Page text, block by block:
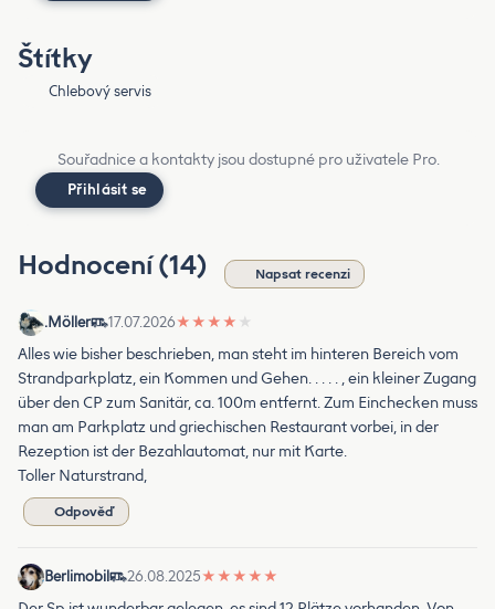
Štítky
Chlebový servis
Souřadnice a kontakty jsou dostupné pro uživatele Pro.
Přihlásit se
Hodnocení (14) Napsat recenzi
.Möller 17.07.2026★ ★ ★ ★ ★
Alles wie bisher beschrieben, man steht im hinteren Bereich vom
Strandparkplatz, ein Kommen und Gehen. . . . . , ein kleiner Zugang
über den CP zum Sanitär, ca. 100m entfernt. Zum Einchecken muss
man am Parkplatz und griechischen Restaurant vorbei, in der
Rezeption ist der Bezahlautomat, nur mit Karte.
Toller Naturstrand,
Odpověď
Berlimobil 26.08.2025★ ★ ★ ★ ★